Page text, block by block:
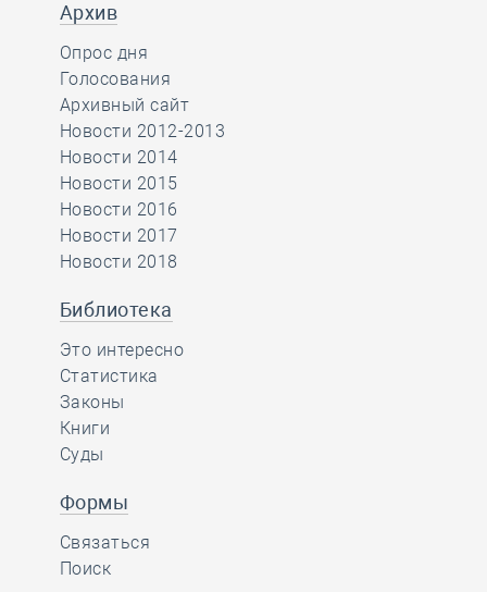
Архив
Опрос дня
Голосования
Архивный сайт
Новости 2012-2013
Новости 2014
Новости 2015
Новости 2016
Новости 2017
Новости 2018
Библиотека
Это интересно
Статистика
Законы
Книги
Суды
Формы
Связаться
Поиск